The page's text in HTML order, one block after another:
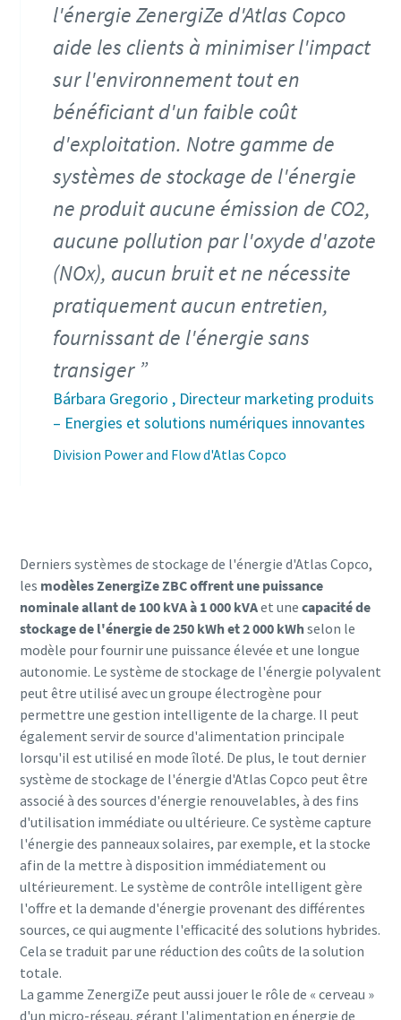
l'énergie ZenergiZe d'Atlas Copco
aide les clients à minimiser l'impact
sur l'environnement tout en
bénéficiant d'un faible coût
d'exploitation. Notre gamme de
systèmes de stockage de l'énergie
ne produit aucune émission de CO2,
aucune pollution par l'oxyde d'azote
(NOx), aucun bruit et ne nécessite
pratiquement aucun entretien,
fournissant de l'énergie sans
transiger
Bárbara Gregorio , Directeur marketing produits
– Energies et solutions numériques innovantes
Division Power and Flow d'Atlas Copco
Derniers systèmes de stockage de l'énergie d'Atlas Copco,
les modèles ZenergiZe ZBC offrent une puissance
nominale allant de 100 kVA à 1 000 kVAet une capacité de
stockage de l'énergie de 250 kWh et 2 000 kWhselon le
modèle pour fournir une puissance élevée et une longue
autonomie. Le système de stockage de l'énergie polyvalent
peut être utilisé avec un groupe électrogène pour
permettre une gestion intelligente de la charge. Il peut
également servir de source d'alimentation principale
lorsqu'il est utilisé en mode îloté. De plus, le tout dernier
système de stockage de l'énergie d'Atlas Copco peut être
associé à des sources d'énergie renouvelables, à des fins
d'utilisation immédiate ou ultérieure. Ce système capture
l'énergie des panneaux solaires, par exemple, et la stocke
afin de la mettre à disposition immédiatement ou
ultérieurement. Le système de contrôle intelligent gère
l'offre et la demande d'énergie provenant des différentes
sources, ce qui augmente l'efficacité des solutions hybrides.
Cela se traduit par une réduction des coûts de la solution
totale.
La gamme ZenergiZe peut aussi jouer le rôle de « cerveau »
d'un micro-réseau, gérant l'alimentation en énergie de